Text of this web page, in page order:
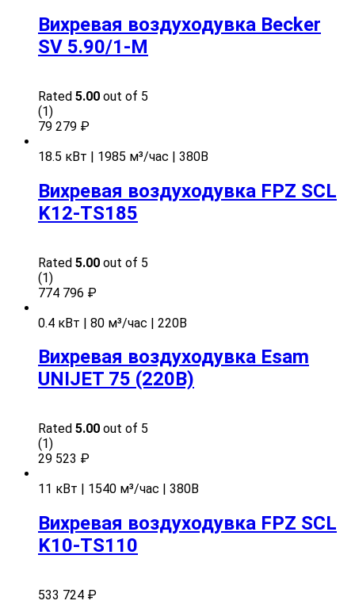
Вихревая воздуходувка Becker
SV 5.90/1-M
Rated 5.00 out of 5
(1)
79 279 ₽
18.5 кВт | 1985 м³/час | 380В
Вихревая воздуходувка FPZ SCL
K12-TS185
Rated 5.00 out of 5
(1)
774 796 ₽
0.4 кВт | 80 м³/час | 220В
Вихревая воздуходувка Esam
UNIJET 75 (220В)
Rated 5.00 out of 5
(1)
29 523 ₽
11 кВт | 1540 м³/час | 380В
Вихревая воздуходувка FPZ SCL
K10-TS110
533 724 ₽